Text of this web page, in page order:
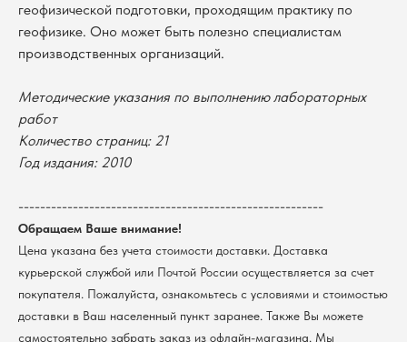
геофизической подготовки, проходящим практику по
геофизике. Оно может быть полезно специалистам
производственных организаций.
Методические указания по выполнению лабораторных
работ
Количество страниц: 21
Год издания: 2010
--------------------------------------------------------
Обращаем Ваше внимание!
Цена указана без учета стоимости доставки. Доставка
курьерской службой или Почтой России осуществляется за счет
покупателя. Пожалуйста, ознакомьтесь с условиями и стоимостью
доставки в Ваш населенный пункт заранее. Также Вы можете
самостоятельно забрать заказ из офлайн-магазина. Мы
В каталог
Возврат
@2026 Новосибирский государственный университет.
пользователей сайта
университет
г. Новосибирск, ул. Пирогова, 3
ИНН 5408106490
КПП 540801001